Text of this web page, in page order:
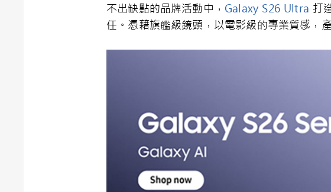
不出缺點的品牌活動中， Galaxy S26 Ultra 打
任。憑藉旗艦級鏡頭，以電影級的專業質感，